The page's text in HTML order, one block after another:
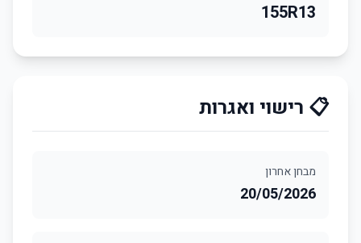
155R13
📋 רישוי ואגרות
מבחן אחרון
20/05/2026